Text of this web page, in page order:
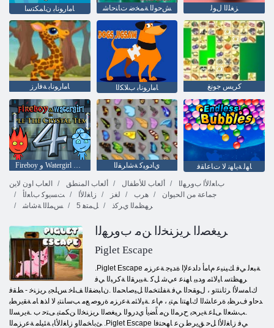
ﺎﻣﺍﺭﻮﻧﺎﺑ ﻥﺎﻤﻜﺘﺳﺍ ﺶﺣﻮﻟﺍ ﺔﻤﺨﺿ ﺕﺎﻨﺣﺎﺷ ﺰﻐﻠﻟﺍ ﻝﻮﻟ
ﺎﻣﺍﺭﻮﻧﺎﺑ ﺔﻓﺍﺭﺯ ﺎﻣﺍﺭﻮﻧﺎﺑ ﺏﻼ ﻜﻟﺍ كريس جونغ
Fireboy ﻭ Watergirl 4: Crystal Temple ﻱﺍﺩﻮﻴﻛ ﺔﺷﺍﺮﻔﻟﺍ
ﺎﻬﻟ ﺔﻳﺎﻬﻧ ﻻ ﺕﺎﻋﺎﻘﻓ
العاب اون لاين
ألعاب المنطق ألعاب للأطفال
ﺏﺎﻌﻟﻷ ﺍ ﺏﻭﺮﻬﻟﺍ
ﺖﺴﻳﻮﻛ ﺏﺎﻌﻟﺃ
ﺯﺎﻐﻟﻷ ﺍ لغز هرب
جماعة من الحيوان
ﺲﻤﻠﻟﺍ ﺔﺷﺎﺷ
5 ﻞﻤﺘﻫ ﺮﻬﻈﻤﻟﺍ ﻱﺮﻛﺫ
ﺮﻴﻐﺼﻟﺍ ﺮﻳﺰﻨﺨﻟﺍ ﻦﻣ ﺏﻭﺮﻬﻟﺍ
Piglet Escape
.Piglet Escape ﺔﺒﻌﻟ ﻲﻓ ﻚﻴﻨﻴﻋ ﻡﺎﻣﺃ ﺩﺍﺪﻋﻹ ﺍ ﺓﺪﻴﺟ ﺔﻋﺭﺰﻣ
ﺮﻬﻈﺘﺳ ﺎﻴﻟﺎﺜﻣ ﻭﺪﺒﻳ ﺎﻬﻨﻋ ءﻲﺷ ﻞﻛ .ﺔﺒﻳﺮﻘﻟﺍ ﺔﻛﺮﺒﻟﺍ ﻲﻓ
ﻙﺎﻤﺳﻷ ﺍ ﺮﺛﺎﻨﺘﺗﻭ ، ﻝﻮﻘﺤﻟﺍ ﻲﻓ ﺔﻔﻠﺘﺨﻤﻟﺍ ﻞﻴﺻﺎﺤﻤﻟﺍ .ﻥﺎﺒﻀﻘﻟﺍ ﻒﻠﺧ ﺲﻠﺠﻳ ﺮﻳﺰﻨﺧ - ﻂﻘﻓ
ﺪﺣﺍﻭ ﻑﺮﻈﺑ ﺓﺮﻋﺎﺸﻟﺍ ﻙﺎﻬﺘﻧﺍ ﻢﺘﻳ ، ﻡﺎﻋ .ﺔﻴﻟﺎﺜﻣ ﺔﻋﺭﺰﻣ ﺓﺭﻮﺻ ﻊﻣ ﺐﺳﺎﻨﺘﻳ ﻻ ﺍﺬﻫ ﺎﻣ ﺔﻘﻳﺮﻄﺑ
.ﺐﺸﻌﻟﺍ ﻰﻠﻋ ﺔﻳﺮﺤﺑ ﺡﺮﻤﻟﺍ ﻦﻣ ﺎًﻀﻳﺃ ﻱﺩﺭﻮﻟﺍ ﺮﻴﻐﺼﻟﺍ ﺮﻳﺰﻨﺨﻟﺍ ﻦﻜﻤﺘﻳ ﻰﺘﺣ ﺏ .ﺔﻳﺮﺴﻟﺍ
ﺊﺑﺎﺨﻤﻟﺍﻭ ﺯﺎﻐﻟﻷ ﺎﺑ ﺔﺌﻴﻠﻣ ﺔﻋﺭﺰﻤﻟﺍ .Piglet Escape ﻲﻓ ﺯﺎﻐﻟﻷ ﺍ ﻞﺣ ﻖﻳﺮﻃ ﻦﻋ ﺎﻬﺤﺘﻓﺍ